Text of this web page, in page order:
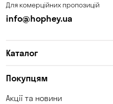
Для комерційних пропозицій
info@hophey.ua
Каталог
Покупцям
Акції та новини